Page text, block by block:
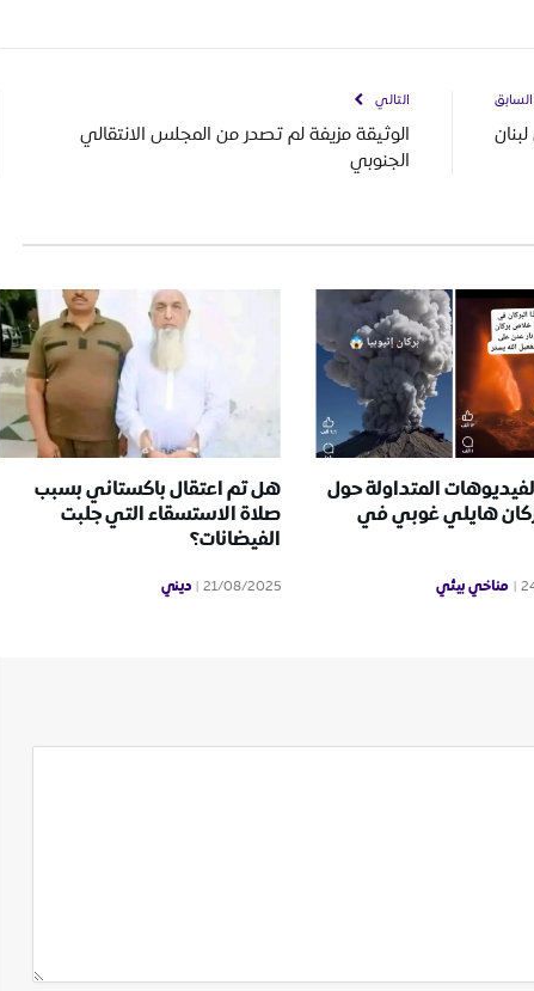
السابق التالي
الوثيقة مزيفة لم تصدر من المجلس الانتقالي
الجنوبي
المتداولة حول
هايلي غوبي في
مناخي بيئي
هل تم اعتقال باكستاني بسبب
صلاة الاستسقاء التي جلبت
الفيضانات؟
21/08/2025 ديني